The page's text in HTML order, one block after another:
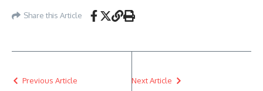
Share this Article
Previous Article Next Article